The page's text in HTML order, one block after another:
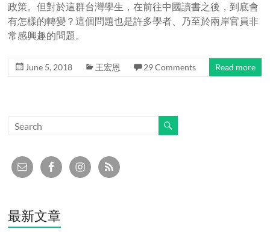
政策。但對於這群台灣學生，在前往中國讀書之後，到底會
有怎樣的轉變？這個問題也是許多學者、乃至於兩岸官員非
常感興趣的問題。
June 5, 2018 王宏恩 29 Comments Read more
最新文章